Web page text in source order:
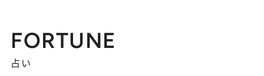
FORTUNE
占い